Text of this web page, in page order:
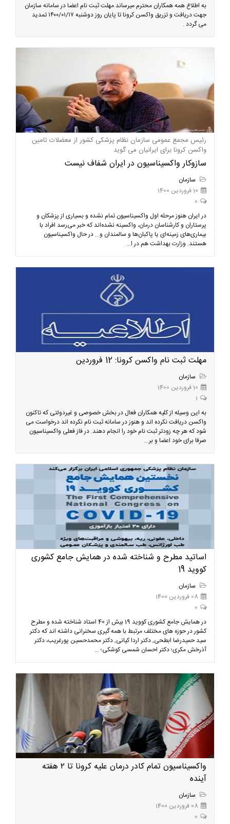
به اطلاع همه همکاران محترم میرساند مهلت ثبت نام اعضا در سامانه سازمان
جهت دریافت و تزریق واکسن کرونا تا پایان روز دوشنبه ۱۴۰۰/۰۱/۱۷ تمدید
می گردد .
رئیس مجمع عمومی سازمان نظام پزشکی کشور از معضلات تامین
واکسن کرونا برای ایرانیان می گوید‌
سازوکار واکسیناسیون در ایران شفاف نیست
سازمان
10 فروردین 1400
0
در ایران هنوز مرحله اول واکسیناسیون تمام نشده و بسیاری از پزشکان و
پرستاران و کارشناسان درمان، واکسینه نشده‌اند که خبر می‌رسد افراد با
بیماری‌های زمینه‌ای یا پاکبان‌ها و سالمندان و... در حال واکسیناسیون
هستند. وزارت بهداشت هم در ا...
مهلت ثبت نام واکسن کرونا: 12 فروردین
سازمان
10 فروردین 1400
1
به این وسیله از کلیه همکاران فعال در بخش خصوصی و غیردولتی که تاکنون
واکسن دریافت نکرده اند و هنوز در سامانه ثبت نام نکرده اند درخواست می
شود که هر چه زودتر ثبت نام خود را انجام دهند. در فاز فعلی واکسیناسیون
صرفا برای خود اعضا و بر...
اساتید مطرح و شناخته شده در همایش جامع کشوری
کووید 19
سازمان
08 فروردین 1400
0
در همایش جامع کشوری کووید 19 بیش از 40 استاد شناخته شده و مطرح
کشور در حوزه های مختلف مرتبط با همه گیری سخنرانی داشته اند که دکتر
سید حمیدرضا ابطحی, دکتر اردا کیانی, دکتر محمدحسین پورغریب، دکتر
آذرخش مکری؛ دکتر احسان شمسی کوشکی؛ ...
واکسیناسیون تمام کادر درمان علیه کرونا تا ۲ هفته
آینده
سازمان
08 فروردین 1400
0